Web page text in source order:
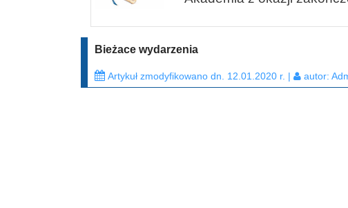
Bieżace wydarzenia
Artykuł zmodyfikowano dn. 12.01.2020 r. | autor: